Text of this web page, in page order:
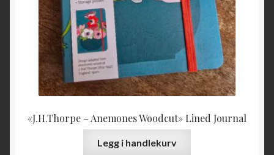
«J.H.Thorpe – Anemones Woodcut» Lined Journal
Legg i handlekurv